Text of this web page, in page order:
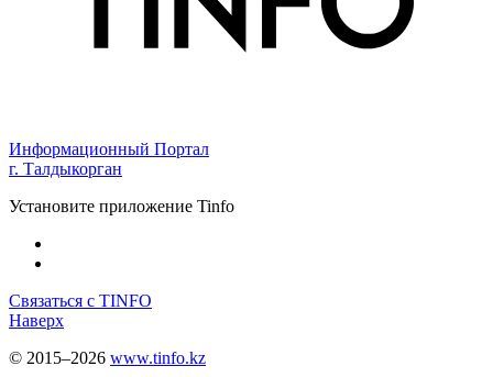
Информационный Портал
г. Талдыкорган
Установите приложение Tinfo
Связаться с TINFO
Наверх
© 2015–2026 www.tinfo.kz